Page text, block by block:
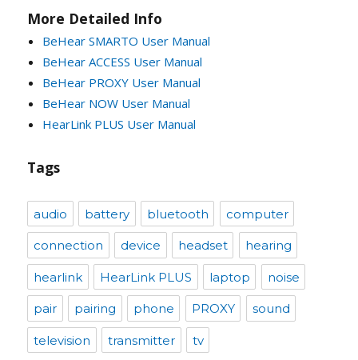
More Detailed Info
BeHear SMARTO User Manual
BeHear ACCESS User Manual
BeHear PROXY User Manual
BeHear NOW User Manual
HearLink PLUS User Manual
Tags
audio battery bluetooth computer
connection device headset hearing
hearlink HearLink PLUS laptop noise
pair pairing phone PROXY sound
television transmitter tv